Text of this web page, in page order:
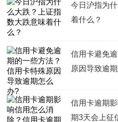
今日沪指为
着什么？
信用卡避免
原因导致逾
信用卡逾期
期3天会上征